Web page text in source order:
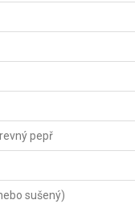
pepř
sušený)